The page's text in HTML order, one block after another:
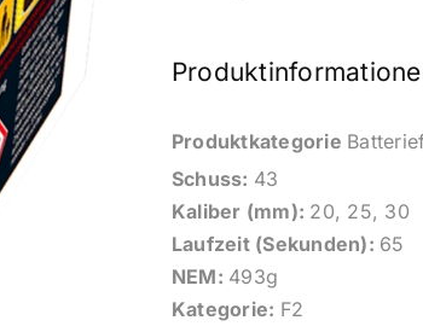
Produktkategorie
Schuss: 43
Kaliber (mm): 20, 25, 30
Laufzeit (Sekunden): 65
NEM: 493g
Kategorie: F2